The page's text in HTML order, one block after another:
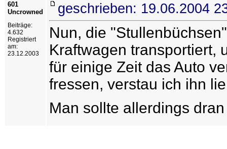
601
Uncrowned
Beiträge:
4.632
Registriert
am:
23.12.2003
geschrieben: 19.06.2004
Nun, die
Kraftwagen transportiert,
für einige Zeit das Auto
fressen, verstau ich ihn
Man sollte allerdings